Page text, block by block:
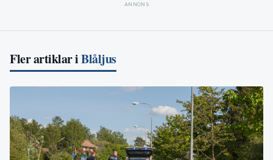
ANNONS
Fler artiklar iBlåljus